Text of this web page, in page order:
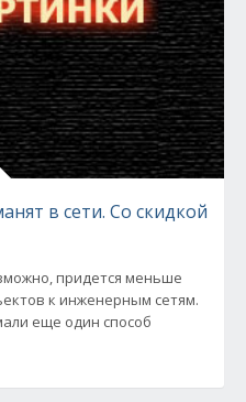
в сети. Со скидкой
придется меньше
к инженерным сетям.
еще один способ